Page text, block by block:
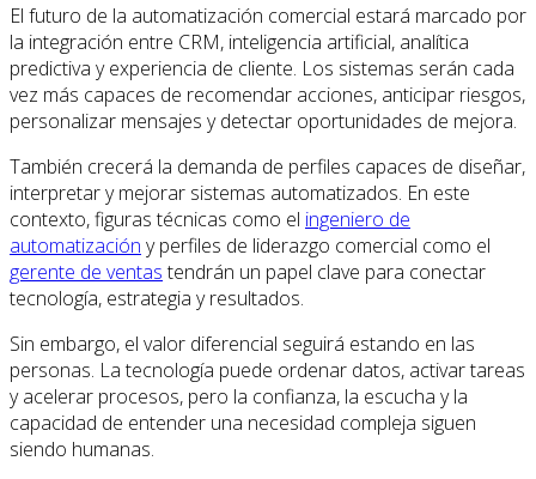
El futuro de la automatización comercial estará marcado por
la integración entre CRM, inteligencia artificial, analítica
predictiva y experiencia de cliente. Los sistemas serán cada
vez más capaces de recomendar acciones, anticipar riesgos,
personalizar mensajes y detectar oportunidades de mejora.
También crecerá la demanda de perfiles capaces de diseñar,
interpretar y mejorar sistemas automatizados. En este
contexto, figuras técnicas como el ingeniero de
automatización y perfiles de liderazgo comercial como el
gerente de ventastendrán un papel clave para conectar
tecnología, estrategia y resultados.
Sin embargo, el valor diferencial seguirá estando en las
personas. La tecnología puede ordenar datos, activar tareas
y acelerar procesos, pero la confianza, la escucha y la
capacidad de entender una necesidad compleja siguen
siendo humanas.